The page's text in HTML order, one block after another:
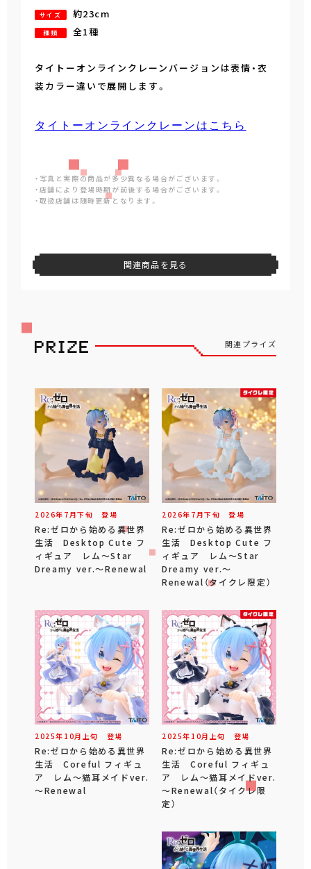
サイズ 約23cm
種類 全1種
タイトーオンラインクレーンバージョンは表情・衣
装カラー違いで展開します。
タイトーオンラインクレーンはこちら
・写真と実際の商品が多少異なる場合がございます。
・店舗により登場時期が前後する場合がございます。
・取扱店舗は随時更新となります。
関連商品を見る
関連プライズ
2026年 7 月下旬 登場
Re:ゼロから始める異世界
生活 Desktop Cute フ
ィギュア レム～Star
Dreamy ver.～Renewal
2026年 7 月下旬 登場
Re:ゼロから始める異世界
生活 Desktop Cute フ
ィギュア レム～Star
Dreamy ver.～
Renewal（タイクレ限定）
2025年 10月 上旬 登場
Re:ゼロから始める異世界
生活 Coreful フィギュ
ア レム～猫耳メイドver.
～Renewal
2025年 10月 上旬 登場
Re:ゼロから始める異世界
生活 Coreful フィギュ
ア レム～猫耳メイドver.
～Renewal（タイクレ限
定）